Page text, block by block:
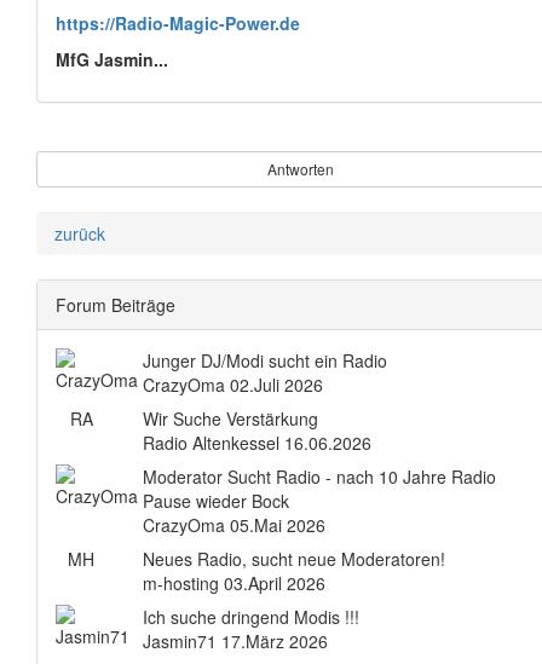
https://Radio-Magic-Power.de
MfG Jasmin...
Antworten
zurück
Forum Beiträge
Junger DJ/Modi sucht ein Radio
CrazyOma02.Juli 2026
RA
Wir Suche Verstärkung
Radio Altenkessel 16.06.2026
Moderator Sucht Radio - nach 10 Jahre Radio
Pause wieder Bock
CrazyOma05.Mai 2026
MH
Neues Radio, sucht neue Moderatoren!
m-hosting03.April 2026
Ich suche dringend Modis !!!
Jasmin71 17.März 2026